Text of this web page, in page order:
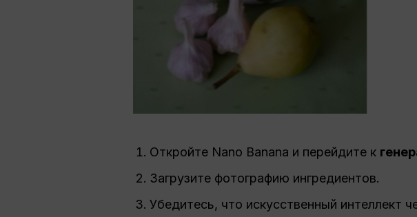
Откройте Nano Banana и перейдите к
Загрузите фотографию ингредиентов.
Убедитесь, что искусственный интеллект